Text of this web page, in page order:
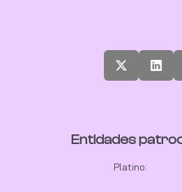
Entidades
Platino: